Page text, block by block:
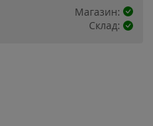
Магазин:
Склад: